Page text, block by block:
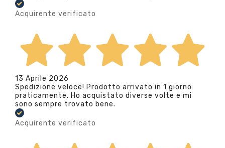
Acquirente verificato
13 Aprile 2026
Spedizione veloce! Prodotto arrivato in 1 giorno
praticamente. Ho acquistato diverse volte e mi
sono sempre trovato bene.
Acquirente verificato